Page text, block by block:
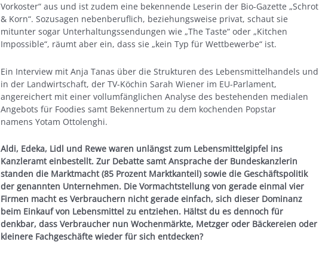
Vorkoster“ aus und ist zudem eine bekennende Leserin der Bio-Gazette „Schrot
& Korn“. Sozusagen nebenberuflich, beziehungsweise privat, schaut sie
mitunter sogar Unterhaltungssendungen wie „The Taste“ oder „Kitchen
Impossible“, räumt aber ein, dass sie „kein Typ für Wettbewerbe“ ist.
Ein Interview mit Anja Tanas über die Strukturen des Lebensmittelhandels und
in der Landwirtschaft, der TV-Köchin Sarah Wiener im EU-Parlament,
angereichert mit einer vollumfänglichen Analyse des bestehenden medialen
Angebots für Foodies samt Bekennertum zu dem kochenden Popstar
namens Yotam Ottolenghi.
Aldi, Edeka, Lidl und Rewe waren unlängst zum Lebensmittelgipfel ins
Kanzleramt einbestellt. Zur Debatte samt Ansprache der Bundeskanzlerin
standen die Marktmacht (85 Prozent Marktkanteil) sowie die Geschäftspolitik
der genannten Unternehmen. Die Vormachtstellung von gerade einmal vier
Firmen macht es Verbrauchern nicht gerade einfach, sich dieser Dominanz
beim Einkauf von Lebensmittel zu entziehen. Hältst du es dennoch für
denkbar, dass Verbraucher nun Wochenmärkte, Metzger oder Bäckereien oder
kleinere Fachgeschäfte wieder für sich entdecken?